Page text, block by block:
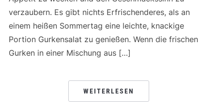
verzaubern. Es gibt nichts Erfrischenderes, als an
einem heißen Sommertag eine leichte, knackige
Portion Gurkensalat zu genießen. Wenn die frischen
Gurken in einer Mischung aus […]
WEITERLESEN